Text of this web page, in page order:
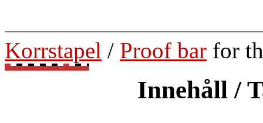
Korrstapel / Proof bar for
Innehåll /